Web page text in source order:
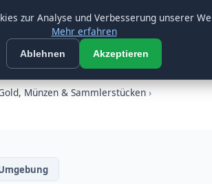
erreichbar 09547 872733
JAHREN
Münzen & Sammlerstücken ›
zur Analyse und Verbesserung unserer
Mehr erfahren
Ablehnen Akzeptieren